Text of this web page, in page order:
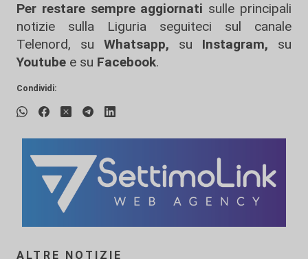
Per restare sempre aggiornati sulle principali
notizie sulla Liguria seguiteci sul canale
Telenord, su
Whatsapp, su Instagram, su
Youtube e su Facebook.
Condividi:
ALTRE NOTIZIE